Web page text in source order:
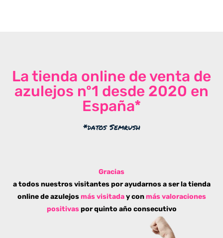
La tienda online de venta de
azulejos nº1 desde 2020 en
España*
*datos Semrush
Gracias
a todos nuestros visitantes por ayudarnos a ser la tienda
online de azulejos más visitaday conmás valoraciones
positivaspor quinto año consecutivo